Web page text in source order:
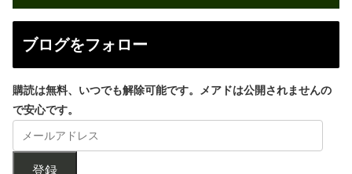
ブログをフォロー
購読は無料、いつでも解除可能です。メアドは公開されませんの
で安心です。
登録